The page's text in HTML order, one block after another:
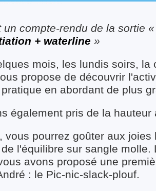
un compte-rendu de la sortie
+ waterline »
mois, les lundis soirs, la
propose de découvrir
en abordant de plus
également pris de la hauteur
vous pourrez goûter aux joies
l'équilibre sur sangle molle.
avons proposé une
: le Pic-nic-slack-plouf.